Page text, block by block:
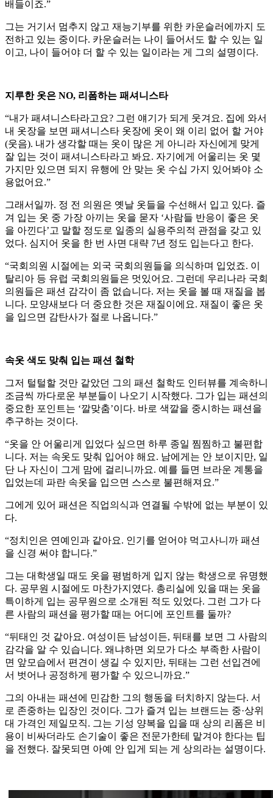
배들이죠.”
그는 거기서 멈추지 않고 재능기부를 위한 카운슬러에까지 도
전하고 있는 중이다. 카운슬러는 나이 들어서도 할 수 있는 일
이고, 나이 들어야 더 할 수 있는 일이라는 게 그의 설명이다.
지루한 옷은 NO, 리폼하는 패셔니스타
“내가 패셔니스타라고요? 그런 얘기가 되게 웃겨요. 집에 와서
내 옷장을 보면 패셔니스타 옷장에 옷이 왜 이리 없어 할 거야
(웃음). 내가 생각할 때는 옷이 많은 게 아니라 자신에게 맞게
잘 입는 것이 패셔니스타라고 봐요. 자기에게 어울리는 옷 몇
가지만 있으면 되지 유행에 안 맞는 옷 수십 가지 있어봐야 소
용없어요.”
그래서일까. 정 전 의원은 옛날 옷들을 수선해서 입고 있다. 즐
겨 입는 옷 중 가장 아끼는 옷을 묻자 ‘사람들 반응이 좋은 옷
을 아낀다’고 말할 정도로 일종의 실용주의적 관점을 갖고 있
었다. 심지어 옷을 한 번 사면 대략 7년 정도 입는다고 한다.
“국회의원 시절에는 외국 국회의원들을 의식하며 입었죠. 이
탈리아 등 유럽 국회의원들은 멋있어요. 그런데 우리나라 국회
의원들은 패션 감각이 좀 없습니다. 저는 옷을 볼 때 재질을 봅
니다. 모양새보다 더 중요한 것은 재질이에요. 재질이 좋은 옷
을 입으면 감탄사가 절로 나옵니다.”
속옷 색도 맞춰 입는 패션 철학
그저 털털할 것만 같았던 그의 패션 철학도 인터뷰를 계속하니
조금씩 까다로운 부분들이 나오기 시작했다. 그가 입는 패션의
중요한 포인트는 ‘깔맞춤’이다. 바로 색깔을 중시하는 패션을
추구하는 것이다.
“옷을 안 어울리게 입었다 싶으면 하루 종일 찜찜하고 불편합
니다. 저는 속옷도 맞춰 입어야 해요. 남에게는 안 보이지만, 일
단 나 자신이 그게 맘에 걸리니까요. 예를 들면 브라운 계통을
입었는데 파란 속옷을 입으면 스스로 불편해져요.”
그에게 있어 패션은 직업의식과 연결될 수밖에 없는 부분이 있
다.
“정치인은 연예인과 같아요. 인기를 얻어야 먹고사니까 패션
을 신경 써야 합니다.”
그는 대학생일 때도 옷을 평범하게 입지 않는 학생으로 유명했
다. 공무원 시절에도 마찬가지였다. 총리실에 있을 때는 옷을
특이하게 입는 공무원으로 소개된 적도 있었다. 그런 그가 다
른 사람의 패션을 평가할 때는 어디에 포인트를 둘까?
“뒤태인 것 같아요. 여성이든 남성이든, 뒤태를 보면 그 사람의
감각을 알 수 있습니다. 왜냐하면 외모가 다소 부족한 사람이
면 앞모습에서 편견이 생길 수 있지만, 뒤태는 그런 선입견에
서 벗어나 공정하게 평가할 수 있으니까요.”
그의 아내는 패션에 민감한 그의 행동을 터치하지 않는다. 서
로 존중하는 입장인 것이다. 그가 즐겨 입는 브랜드는 중·상위
대 가격인 제일모직. 그는 기성 양복을 입을 때 상의 리폼은 비
용이 비싸더라도 손기술이 좋은 전문가한테 맡겨야 한다는 팁
을 전했다. 잘못되면 아예 안 입게 되는 게 상의라는 설명이다.